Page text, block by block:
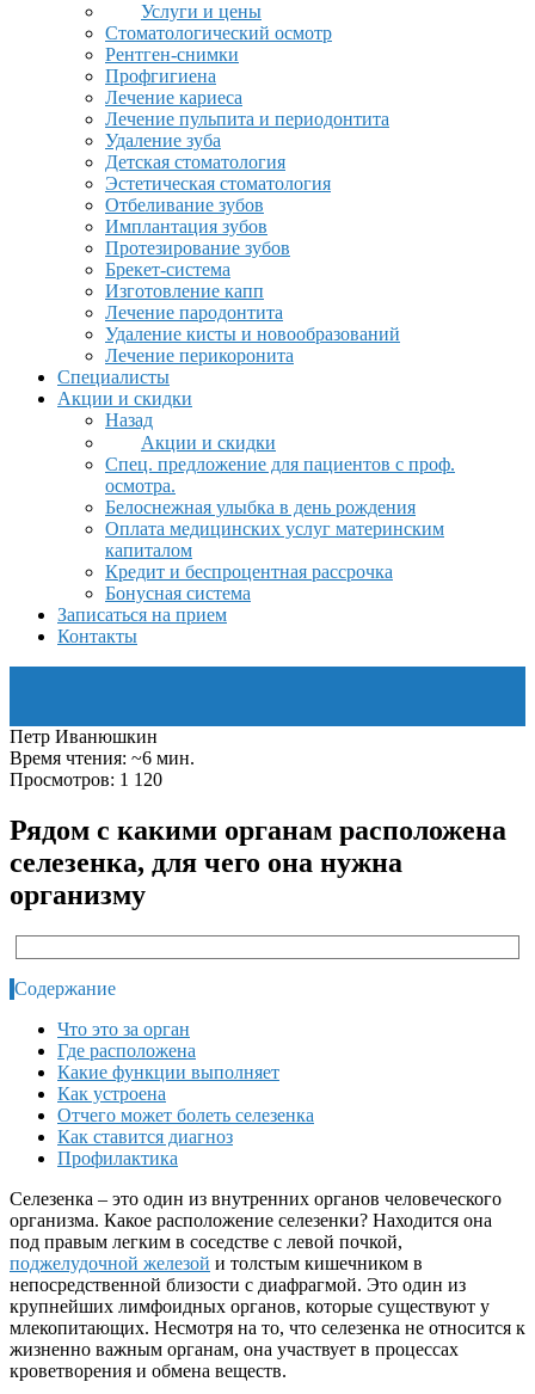
Услуги и цены
Стоматологический осмотр
Рентген-снимки
Профгигиена
Лечение кариеса
Лечение пульпита и периодонтита
Удаление зуба
Детская стоматология
Эстетическая стоматология
Отбеливание зубов
Имплантация зубов
Протезирование зубов
Брекет-система
Изготовление капп
Лечение пародонтита
Удаление кисты и новообразований
Лечение перикоронита
Специалисты
Акции и скидки
Назад
Акции и скидки
Спец. предложение для пациентов с проф.
осмотра.
Белоснежная улыбка в день рождения
Оплата медицинских услуг материнским
капиталом
Кредит и беспроцентная рассрочка
Бонусная система
Записаться на прием
Контакты
Петр Иванюшкин
Время чтения: ~6 мин.
Просмотров: 1 120
Рядом с какими органам расположена
селезенка, для чего она нужна
организму
Содержание
Что это за орган
Где расположена
Какие функции выполняет
Как устроена
Отчего может болеть селезенка
Как ставится диагноз
Профилактика
Селезенка – это один из внутренних органов человеческого
организма. Какое расположение селезенки? Находится она
под правым легким в соседстве с левой почкой,
поджелудочной железой и толстым кишечником в
непосредственной близости с диафрагмой. Это один из
крупнейших лимфоидных органов, которые существуют у
млекопитающих. Несмотря на то, что селезенка не относится к
жизненно важным органам, она участвует в процессах
кроветворения и обмена веществ.